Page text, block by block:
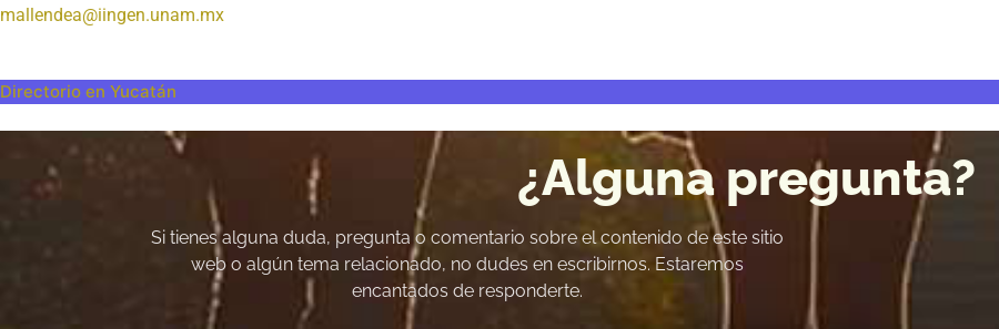
mallendea@iingen.unam.mx
Directorio en Yucatán
¿Alguna pregunta?
Si tienes alguna duda, pregunta o comentario sobre el contenido de este sitio
web o algún tema relacionado, no dudes en escribirnos. Estaremos
encantados de responderte.